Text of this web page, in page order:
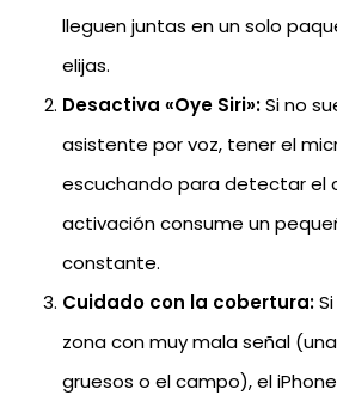
lleguen juntas en un solo
elijas.
Desactiva «Oye Siri»:Si no
asistente por voz, tener el
escuchando para detectar el
activación consume un
constante.
Cuidado con la cobertura:
zona con muy mala señal
gruesos o el campo), el